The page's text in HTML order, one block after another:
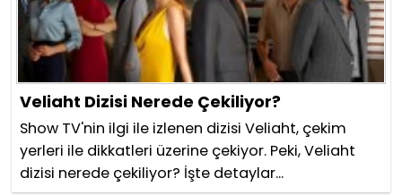
Veliaht Dizisi Nerede Çekiliyor?
Show TV'nin ilgi ile izlenen dizisi Veliaht, çekim
yerleri ile dikkatleri üzerine çekiyor. Peki, Veliaht
dizisi nerede çekiliyor? İşte detaylar...